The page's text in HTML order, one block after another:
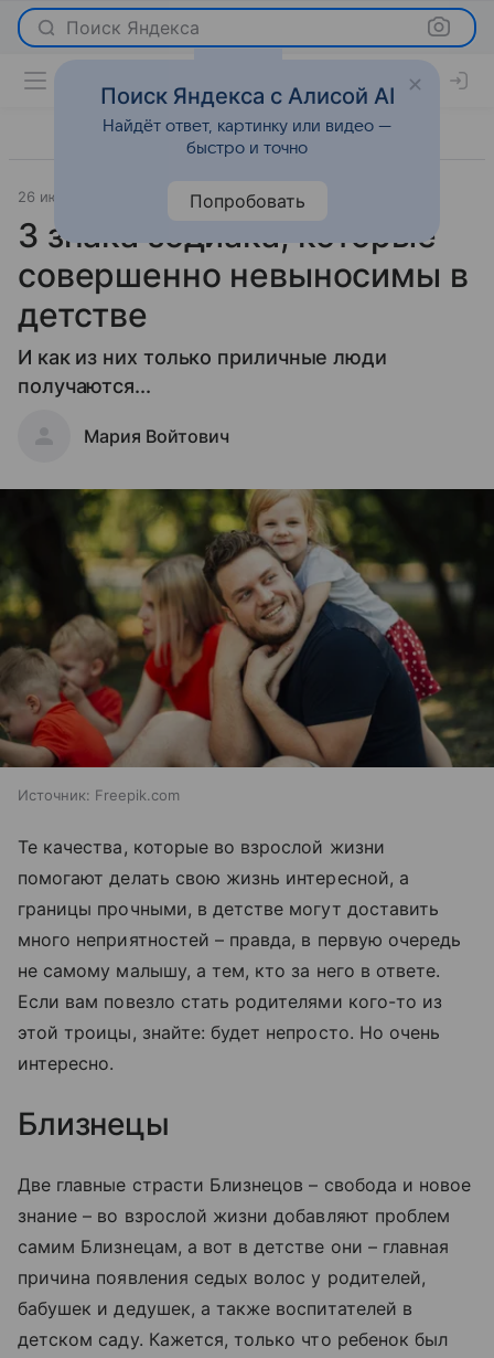
Поиск Яндекса
26 июля 2026 Леди Mail Гороскопы
3 знака зодиака, которые
совершенно невыносимы в
детстве
И как из них только приличные люди
получаются...
Мария Войтович
Источник: Freepik.com
Те качества, которые во взрослой жизни
помогают делать свою жизнь интересной, а
границы прочными, в детстве могут доставить
много неприятностей – правда, в первую очередь
не самому малышу, а тем, кто за него в ответе.
Если вам повезло стать родителями кого-то из
этой троицы, знайте: будет непросто. Но очень
интересно.
Близнецы
Две главные страсти Близнецов – свобода и новое
знание – во взрослой жизни добавляют проблем
самим Близнецам, а вот в детстве они – главная
причина появления седых волос у родителей,
бабушек и дедушек, а также воспитателей в
детском саду. Кажется, только что ребенок был
Поиск Яндекса с Алисой AI
Найдёт ответ, картинку или видео —
быстро и точно
Попробовать